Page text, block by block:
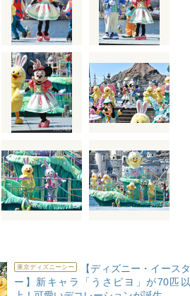
東京ディズニーシー
【ディズニー・イースタ
ー】新キャラ「うさピヨ」が70匹以